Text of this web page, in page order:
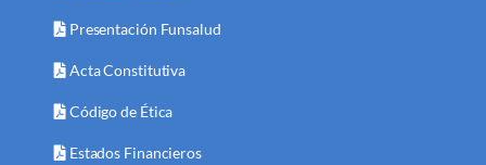
Presentación Funsalud
Acta Constitutiva
Código de Ética
Estados Financieros